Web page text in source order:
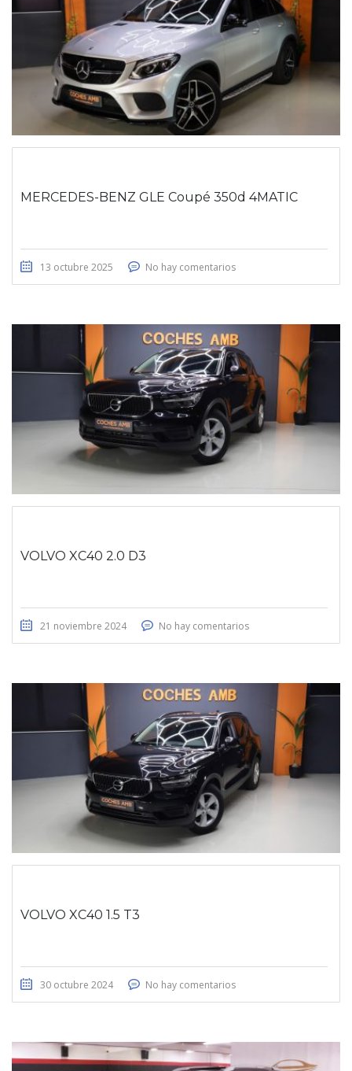
MERCEDES-BENZ GLE Coupé 350d 4MATIC
13 octubre 2025 No hay comentarios
VOLVO XC40 2.0 D3
21 noviembre 2024 No hay comentarios
VOLVO XC40 1.5 T3
30 octubre 2024 No hay comentarios